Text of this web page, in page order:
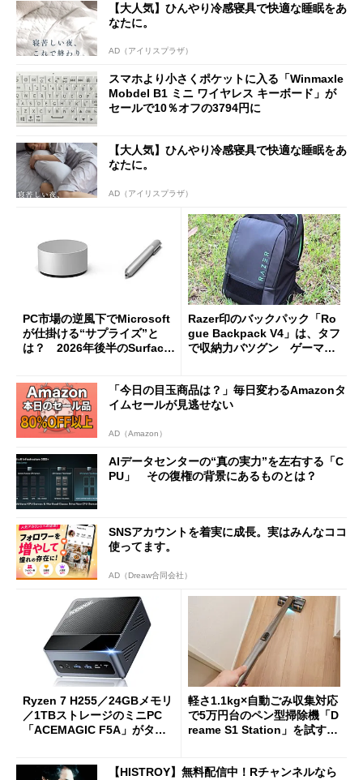
た
【大人気】ひんやり冷感寝具で快適な睡眠をあ
なたに。
AD（アイリスプラザ）
スマホより小さくポケットに入る「Winmaxle
Mobdel B1 ミニ ワイヤレス キーボード」が
セールで10％オフの3794円に
【大人気】ひんやり冷感寝具で快適な睡眠をあ
なたに。
AD（アイリスプラザ）
PC市場の逆風下でMicrosoft
が仕掛ける“サプライズ”と
は？ 2026年後半のSurface
Razer印のバックパック「Ro
gue Backpack V4」は、タフ
で収納力バツグン ゲーマー
「今日の目玉商品は？」毎日変わるAmazonタ
イムセールが見逃せない
AD（Amazon）
AIデータセンターの“真の実力”を左右する「C
PU」 その復権の背景にあるものとは？
SNSアカウントを着実に成長。実はみんなココ
使ってます。
AD（Dreaw合同会社）
Ryzen 7 H255／24GBメモリ
／1TBストレージのミニPC
「ACEMAGIC F5A」がタイ
軽さ1.1kg×自動ごみ収集対応
で5万円台のペン型掃除機「D
reame S1 Station」を試す
【HISTROY】無料配信中！Rチャンネルなら